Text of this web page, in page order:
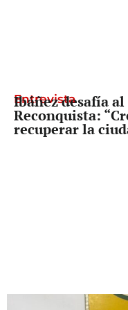
Entrevista
Ibáñez desafía
Reconquista:
recuperar la